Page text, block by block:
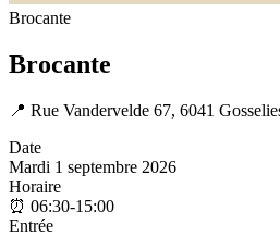
Brocante
Brocante
📍 Rue Vandervelde 67, 6041
Date
Mardi 1 septembre 2026
Horaire
⏰ 06:30-15:00
Entrée